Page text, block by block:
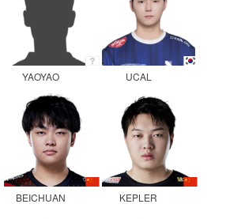
YAOYAO UCAL
BEICHUAN KEPLER